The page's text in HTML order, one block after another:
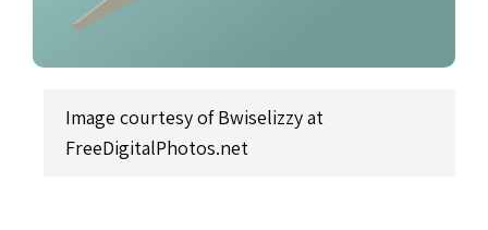
Image courtesy of Bwiselizzy at
FreeDigitalPhotos.net